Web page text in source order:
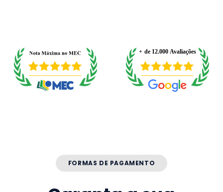
FORMAS DE PAGAMENTO